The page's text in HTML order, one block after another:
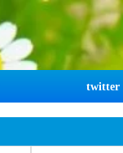
twitter